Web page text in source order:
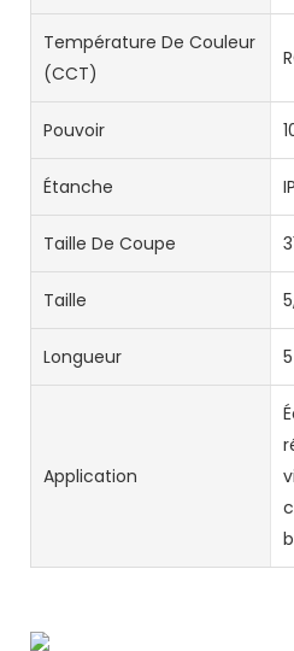
Température De Couleur
(CCT)
Pouvoir
Étanche
Taille De Coupe
Taille
Longueur
Application